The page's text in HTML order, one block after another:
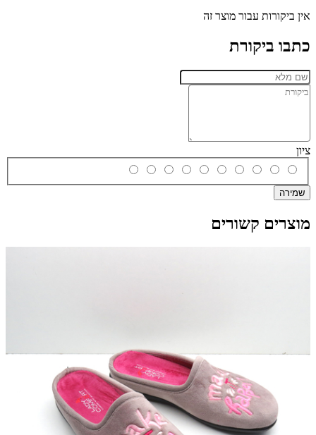
אין ביקורות עבור מוצר זה
כתבו ביקורת
ציון
שמירה
מוצרים קשורים